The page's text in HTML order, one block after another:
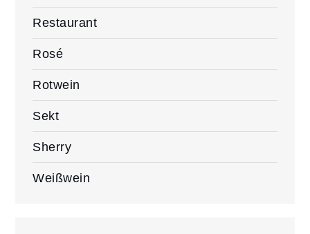
Restaurant
Rosé
Rotwein
Sekt
Sherry
Weißwein